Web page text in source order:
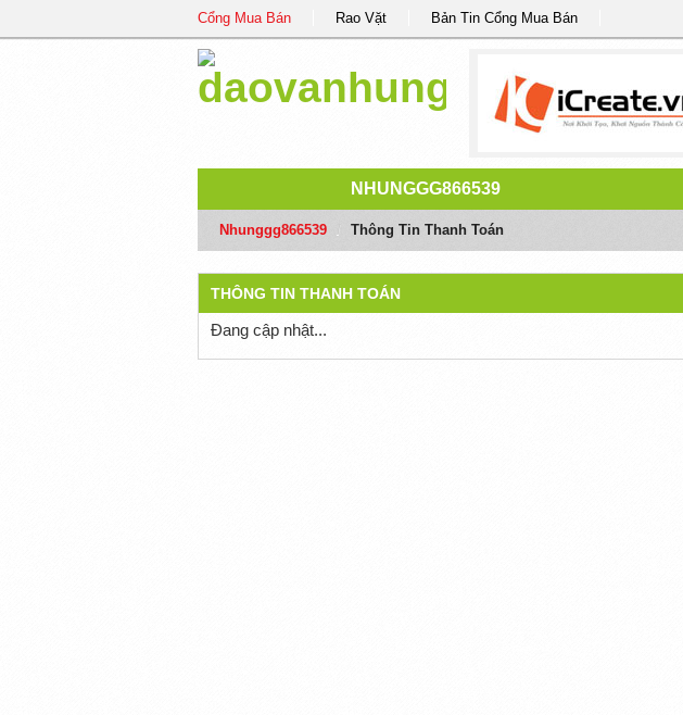
Cổng Mua Bán Rao Vặt Bản Tin Cổng Mua Bán
NHUNGGG866539
Nhunggg866539 Thông Tin Thanh Toán
THÔNG TIN THANH TOÁN
Đang cập nhật...